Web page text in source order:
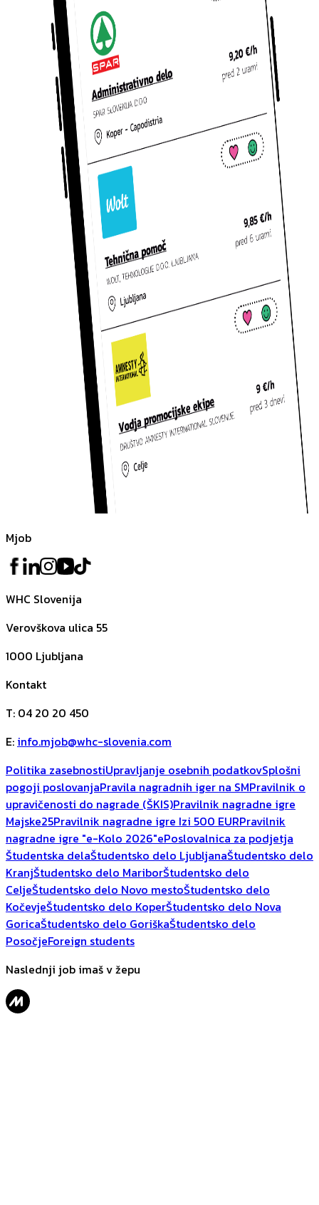
Mjob
WHC Slovenija
Verovškova ulica 55
1000 Ljubljana
Kontakt
T: 04 20 20 450
E: info.mjob@whc-slovenia.com
Politika zasebnostiUpravljanje osebnih podatkovSplošni
pogoji poslovanjaPravila nagradnih iger na SMPravilnik o
upravičenosti do nagrade (ŠKIS)Pravilnik nagradne igre
Majske25Pravilnik nagradne igre Izi 500 EURPravilnik
nagradne igre "e-Kolo 2026"ePoslovalnica za podjetja
Študentska delaŠtudentsko delo LjubljanaŠtudentsko delo
KranjŠtudentsko delo MariborŠtudentsko delo
CeljeŠtudentsko delo Novo mestoŠtudentsko delo
KočevjeŠtudentsko delo KoperŠtudentsko delo Nova
GoricaŠtudentsko delo GoriškaŠtudentsko delo
PosočjeForeign students
Naslednji job imaš v žepu